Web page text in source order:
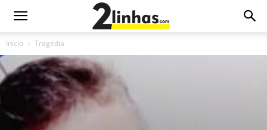
Início Tragédia